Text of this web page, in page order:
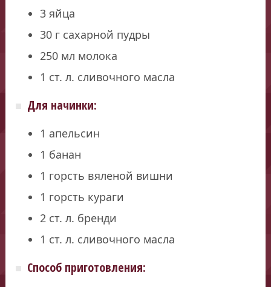
3 яйца
30 г сахарной пудры
250 мл молока
1 ст. л. сливочного масла
Для начинки:
1 апельсин
1 банан
1 горсть вяленой вишни
1 горсть кураги
2 ст. л. бренди
1 ст. л. сливочного масла
Способ приготовления: